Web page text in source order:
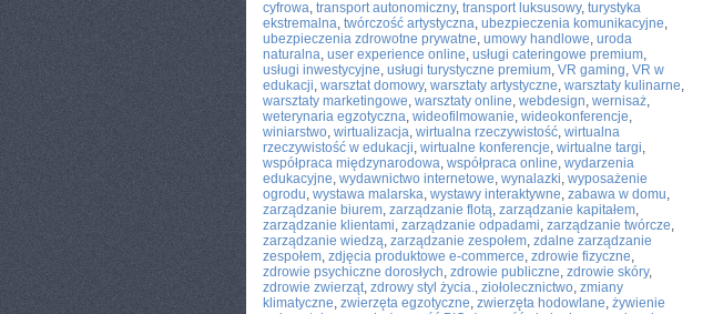
cyfrowa, transport autonomiczny, transport luksusowy, turystyka
ekstremalna, twórczość artystyczna, ubezpieczenia komunikacyjne,
ubezpieczenia zdrowotne prywatne, umowy handlowe, uroda
naturalna, user experience online, usługi cateringowe premium,
usługi inwestycyjne, usługi turystyczne premium, VR gaming, VR w
edukacji, warsztat domowy, warsztaty artystyczne, warsztaty kulinarne,
warsztaty marketingowe, warsztaty online, webdesign, wernisaż,
weterynaria egzotyczna, wideofilmowanie, wideokonferencje,
winiarstwo, wirtualizacja, wirtualna rzeczywistość, wirtualna
rzeczywistość w edukacji, wirtualne konferencje, wirtualne targi,
współpraca międzynarodowa, współpraca online, wydarzenia
edukacyjne, wydawnictwo internetowe, wynalazki, wyposażenie
ogrodu, wystawa malarska, wystawy interaktywne, zabawa w domu,
zarządzanie biurem, zarządzanie flotą, zarządzanie kapitałem,
zarządzanie klientami, zarządzanie odpadami, zarządzanie twórcze,
zarządzanie wiedzą, zarządzanie zespołem, zdalne zarządzanie
zespołem, zdjęcia produktowe e-commerce, zdrowie fizyczne,
zdrowie psychiczne dorosłych, zdrowie publiczne, zdrowie skóry,
zdrowie zwierząt, zdrowy styl życia., ziołolecznictwo, zmiany
klimatyczne, zwierzęta egzotyczne, zwierzęta hodowlane, żywienie